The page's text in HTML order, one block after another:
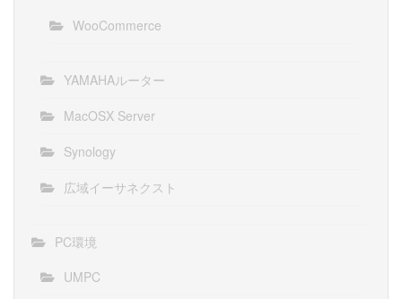
WooCommerce
YAMAHAルーター
MacOSX Server
Synology
広域イーサネクスト
PC環境
UMPC